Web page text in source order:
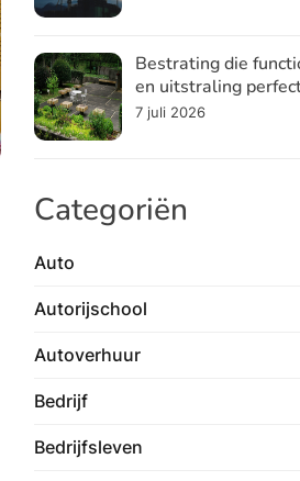
Bestrating die
en uitstraling
combineert
7 juli 2026
Categoriën
Auto
Autorijschool
Autoverhuur
Bedrijf
Bedrijfsleven